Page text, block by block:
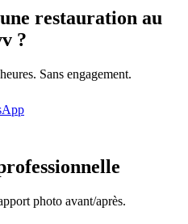
restauration au
?
Sans engagement.
photo avant/après.